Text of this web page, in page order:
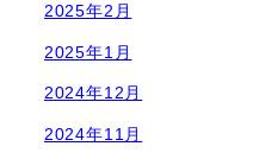
2025年2月
2025年1月
2024年12月
2024年11月